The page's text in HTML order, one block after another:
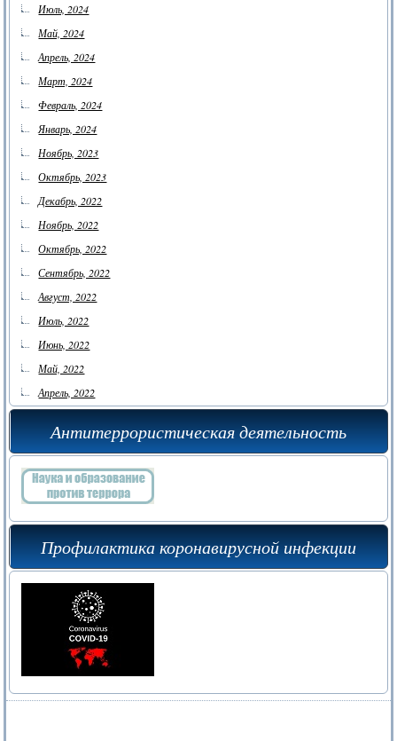
Июль, 2024
Май, 2024
Апрель, 2024
Март, 2024
Февраль, 2024
Январь, 2024
Ноябрь, 2023
Октябрь, 2023
Декабрь, 2022
Ноябрь, 2022
Октябрь, 2022
Сентябрь, 2022
Август, 2022
Июль, 2022
Июнь, 2022
Май, 2022
Апрель, 2022
Антитеррористическая деятельность
Профилактика коронавирусной инфекции